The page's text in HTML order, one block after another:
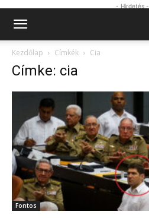
- Hirdetés -
Kezdőlap Címkék Cia
Címke: cia
Fontos